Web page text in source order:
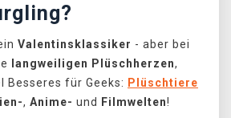
Valentinsklassiker - aber bei
langweiligen Plüschherzen,
Besseres für Geeks: Plüschtiere
, Anime- und Filmwelten!